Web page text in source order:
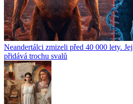
Neandertálci zmizeli před 40 000 lety.
přidává trochu svalů